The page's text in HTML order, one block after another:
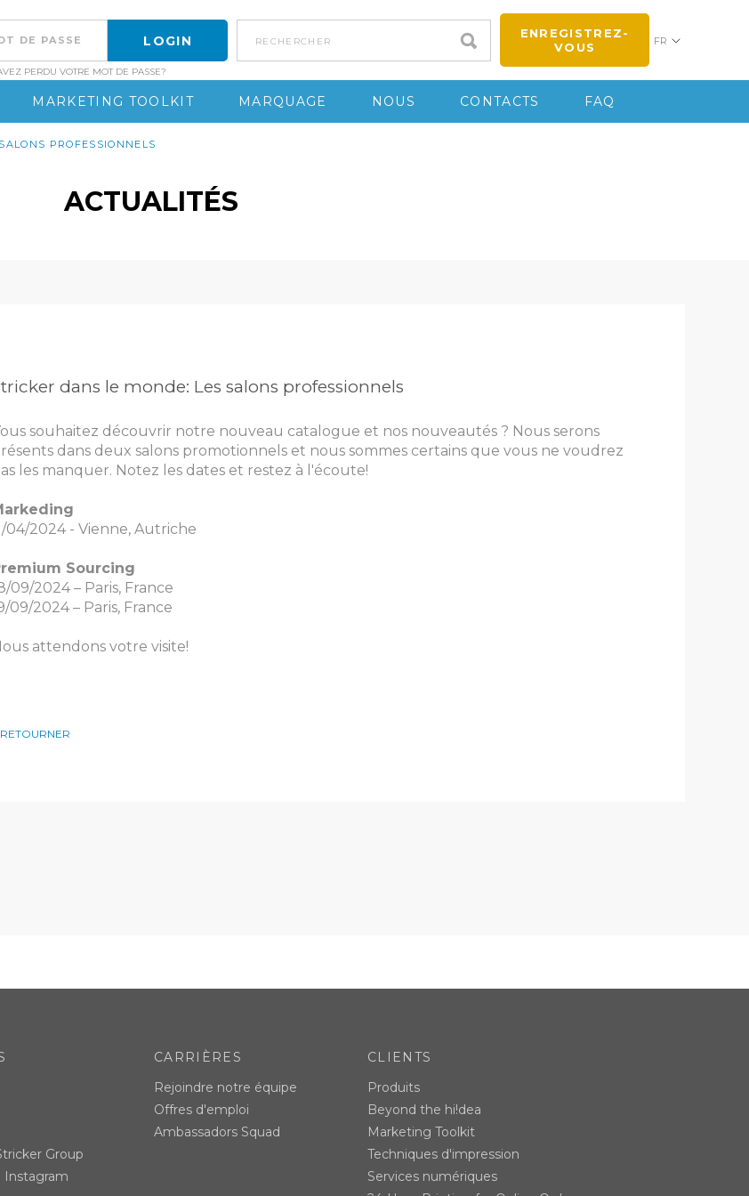
PERDU VOTRE MOT DE PASSE?
rechercher
ENREGISTREZ-
VOUS
FR
MARKETING TOOLKIT MARQUAGE NOUS CONTACTS FAQ
PROFESSIONNELS
ACTUALITÉS
dans le monde: Les salons professionnels
souhaitez découvrir notre nouveau catalogue et nos nouveautés ? Nous serons
dans deux salons promotionnels et nous sommes certains que vous ne voudrez
les manquer. Notez les dates et restez à l'écoute!
04/2024 - Vienne, Autriche
Sourcing
09/2024 – Paris, France
09/2024 – Paris, France
attendons votre visite!
Group
Instagram
CARRIÈRES
Rejoindre notre équipe
Offres d'emploi
Ambassadors Squad
CLIENTS
Produits
Beyond the hi!dea
Marketing Toolkit
Techniques d'impression
Services numériques